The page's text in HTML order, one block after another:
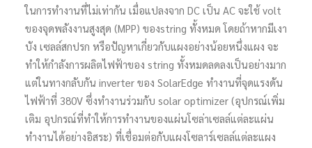
ในการทำงานที่ไม่เท่ากัน เมื่อแปลงจาก DC เป็น AC จะใช้ volt
ของจุดพลังงานสูงสุด (MPP) ของstring ทั้งหมด โดยถ้าหากมีเงา
บัง เซลล์สกปรก หรือปัญหาเกี่ยวกับแผงอย่างน้อยหนึ่งแผง จะ
ทำให้กำลังการผลิตไฟฟ้าของ string ทั้งหมดลดลงเป็นอย่างมาก
แต่ในทางกลับกัน inverter ของ SolarEdge ทำงานที่จุดแรงดัน
ไฟฟ้าที่ 380V ซึ่งทำงานร่วมกับ solar optimizer (อุปกรณ์เพิ่ม
เติม อุปกรณ์ที่ทำให้การทำงานของแผ่นโซล่าเซลล์แต่ละแผ่น
ทำงานได้อย่างอิสระ) ที่เชื่อมต่อกับแผงโซลาร์เซลล์แต่ละแผง